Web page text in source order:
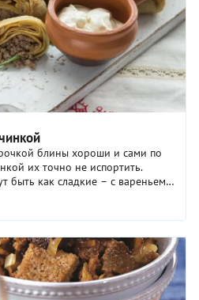
блины хороши и сами по
их точно не испортить.
быть как сладкие – с вареньем,
так ...